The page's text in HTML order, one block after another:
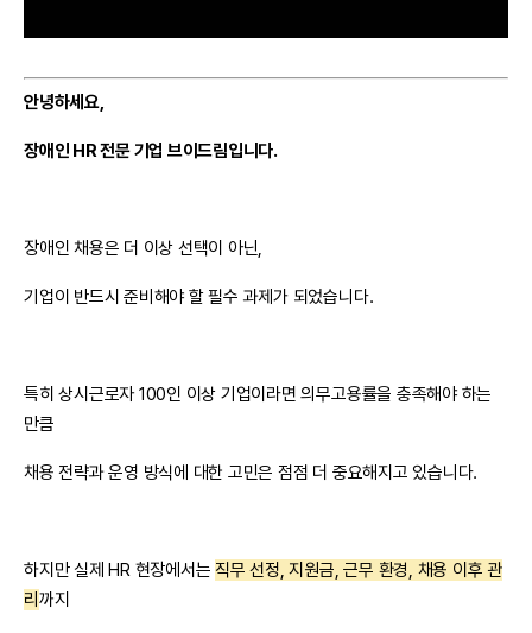
안녕하세요,
장애인 HR 전문 기업 브이드림입니다.
장애인 채용은 더 이상 선택이 아닌,
기업이 반드시 준비해야 할 필수 과제가 되었습니다.
특히 상시근로자 100인 이상 기업이라면 의무고용률을 충족해야 하는
만큼
채용 전략과 운영 방식에 대한 고민은 점점 더 중요해지고 있습니다.
하지만 실제 HR 현장에서는 직무 선정, 지원금, 근무 환경, 채용 이후 관
리 까지